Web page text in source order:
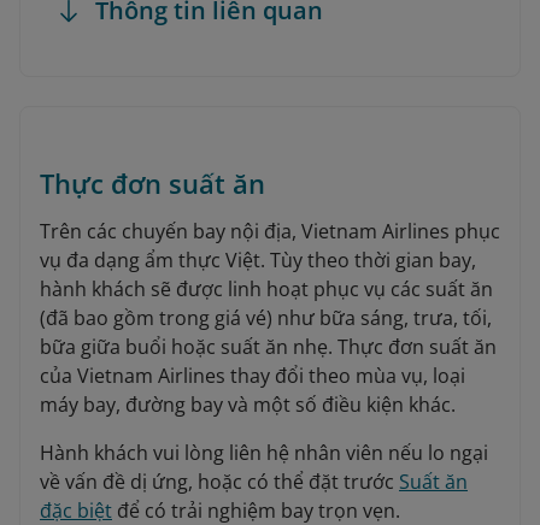
Thông tin liên quan
Thực đơn suất ăn
Trên các chuyến bay nội địa, Vietnam Airlines phục
vụ đa dạng ẩm thực Việt. Tùy theo thời gian bay,
hành khách sẽ được linh hoạt phục vụ các suất ăn
(đã bao gồm trong giá vé) như bữa sáng, trưa, tối,
bữa giữa buổi hoặc suất ăn nhẹ. Thực đơn suất ăn
của Vietnam Airlines thay đổi theo mùa vụ, loại
máy bay, đường bay và một số điều kiện khác.
Hành khách vui lòng liên hệ nhân viên nếu lo ngại
về vấn đề dị ứng, hoặc có thể đặt trước Suất ăn
đặc biệt để có trải nghiệm bay trọn vẹn.